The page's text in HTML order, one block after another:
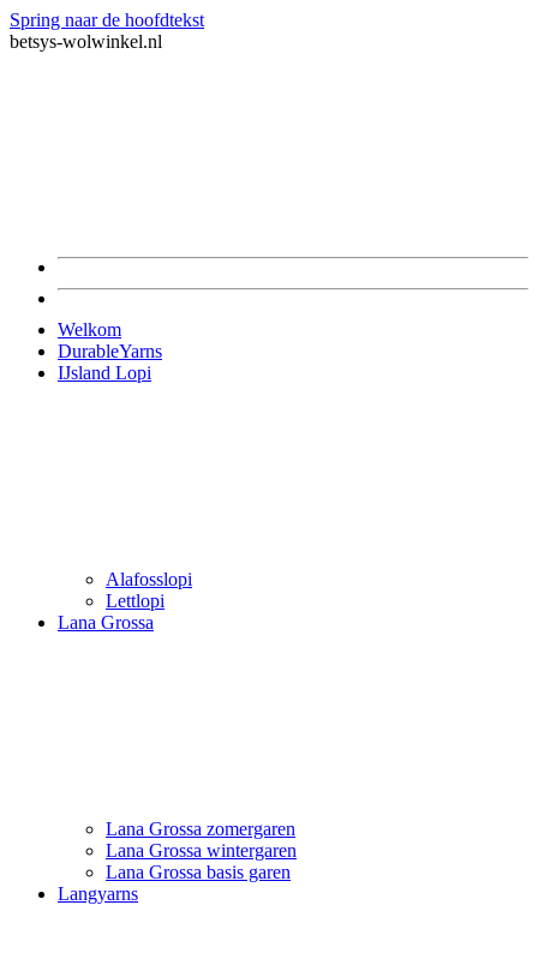
Spring naar de hoofdtekst
betsys-wolwinkel.nl
Welkom
DurableYarns
IJsland Lopi
Alafosslopi
Lettlopi
Lana Grossa
Lana Grossa zomergaren
Lana Grossa wintergaren
Lana Grossa basis garen
Langyarns